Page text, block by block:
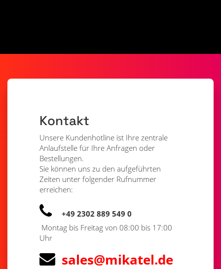
Kontakt
Unsere Kundenhotline ist Ihre zentrale
Anlaufstelle für Ihre Anfragen oder
Bestellungen.
Sie können uns zu den aufgeführten
Zeiten unter folgender Rufnummer
erreichen:
+49 2302 889 549 0
Montag bis Freitag von 08:00 bis 17:00
Uhr
sales@mikatel.de